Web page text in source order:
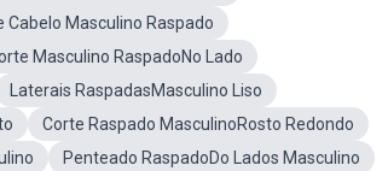
Cabelo Masculino Raspado
Masculino RaspadoNo Lado
Laterais RaspadasMasculino Liso
Corte Raspado MasculinoRosto Redondo
Penteado RaspadoDo Lados Masculino